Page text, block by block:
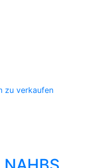
zu verkaufen